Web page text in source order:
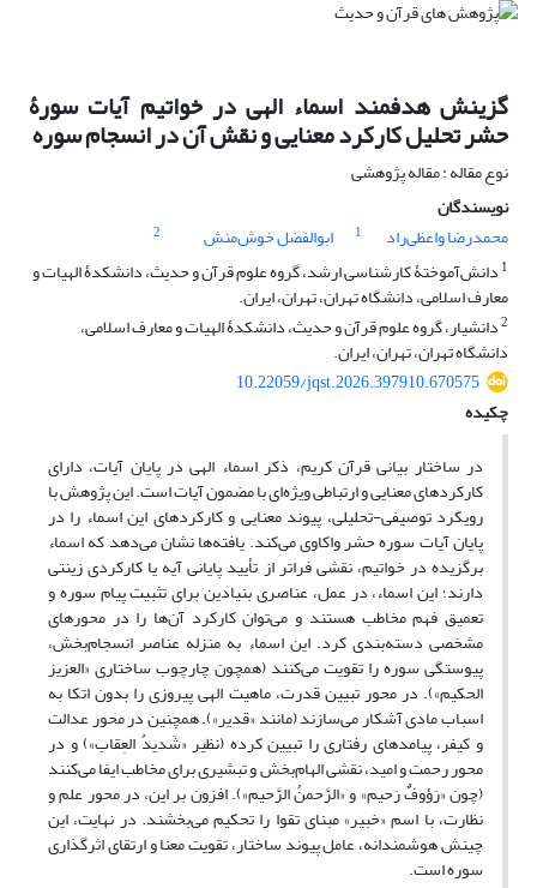
گزینش هدفمند اسماء الهی در خواتیم آیات سورۀ
حشر‏ تحلیل کارکرد معنایی و نقش آن در انسجام سوره
نوع مقاله : مقاله پژوهشی
نویسندگان
محمدرضا واعظی‌راد
1 ابوالفضل خوش‌منش
2
1 دانش‌آموختۀ کارشناسی ارشد، گروه علوم قرآن و حدیث، دانشکدۀ الهیات و
معارف اسلامی، دانشگاه تهران، تهران، ایران.
2دانشیار، گروه علوم قرآن و حدیث، دانشکدۀ الهیات و معارف اسلامی،
دانشگاه تهران، تهران، ایران.
10.22059/jqst.2026.397910.670575
چکیده
در ساختار بیانی قرآن کریم، ذکر اسماء الهی در پایان آیات، دارای
کارکردهای معنایی و ارتباطی ویژه‌ای با مضمون آیات است. این پژوهش با
رویکرد توصیفی-تحلیلی، پیوند معنایی و کارکردهای این اسماء را در
پایان آیات سوره حشر واکاوی می‌کند. یافته‌ها نشان می‌دهد که اسماء
برگزیده در خواتیم، نقشی فراتر از تأیید پایانی آیه یا کارکردی زینتی
دارند؛ این اسماء، در عمل، عناصری بنیادین برای تثبیت پیام سوره و
تعمیق فهم مخاطب هستند و می‌توان کارکرد آن‌ها را در محورهای
مشخصی دسته‌بندی کرد. این اسماء به منزله عناصر انسجام‌بخش،
پیوستگی سوره را تقویت می‌کنند (همچون چارچوب ساختاری «العزیز
الحکیم»). در محور تبیین قدرت، ماهیت الهی پیروزی را بدون اتکا به
اسباب مادی آشکار می‌سازند (مانند «قدیر»). همچنین در محور عدالت
و کیفر، پیامدهای رفتاری را تبیین کرده (نظیر «شَدیدُ العِقاب») و در
محور رحمت و امید، نقشی الهام‌بخش و تبشیری برای مخاطب ایفا می‌کنند
(چون «رَؤوفٌ رَحیم» و «الرَّحمنُ الرَّحیم»). افزون بر این، در محور علم و
نظارت، با اسم «خبیر» مبنای تقوا را تحکیم می‌بخشند. در نهایت، این
چینش هوشمندانه، عامل پیوند ساختار، تقویت معنا و ارتقای اثرگذاری
سوره‌ است.